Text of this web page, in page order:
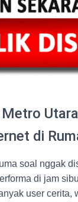
di
soal nggak
di jam
user cerita,